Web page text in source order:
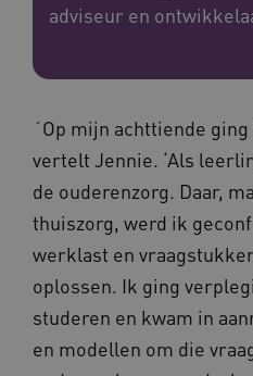
adviseur en
´Op mijn achttiende
vertelt Jennie. ‘Als
de ouderenzorg. Daar,
thuiszorg, werd ik
werklast en
oplossen. Ik ging
studeren en kwam in
en modellen om die